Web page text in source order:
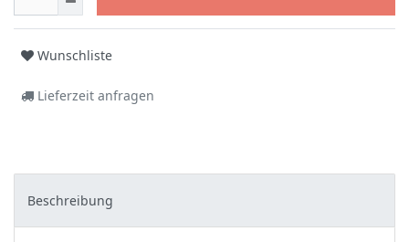
Wunschliste
Lieferzeit anfragen
Beschreibung